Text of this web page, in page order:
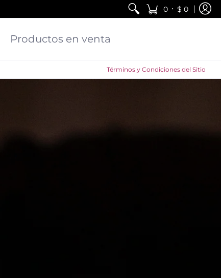
0 • $ 0
Productos en venta
Términos y Condiciones del Sitio